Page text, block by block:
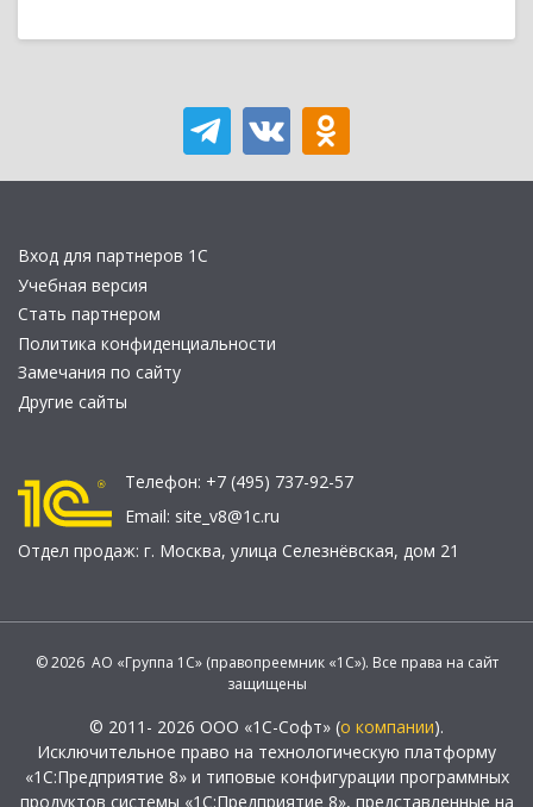
Вход для партнеров 1С
Учебная версия
Стать партнером
Политика конфиденциальности
Замечания по сайту
Другие сайты
Телефон: +7 (495) 737-92-57
Email: site_v8@1c.ru
Отдел продаж: г. Москва, улица Селезнёвская, дом 21
© 2026 АО «Группа 1С» (правопреемник «1С»). Все права на сайт
защищены
© 2011- 2026 ООО «1С-Софт» (о компании).
Исключительное право на технологическую платформу
«1С:Предприятие 8» и типовые конфигурации программных
продуктов системы «1С:Предприятие 8», представленные на